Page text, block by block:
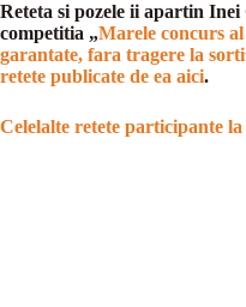
Reteta si pozele ii apartin
competitia „Marele concurs
garantate, fara tragere la sorti
retete publicate de ea aici.
Celelalte retete participante